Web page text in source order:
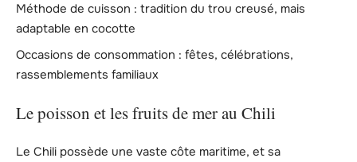
Méthode de cuisson : tradition du trou creusé, mais
adaptable en cocotte
Occasions de consommation : fêtes, célébrations,
rassemblements familiaux
Le poisson et les fruits de mer au Chili
Le Chili possède une vaste côte maritime, et sa